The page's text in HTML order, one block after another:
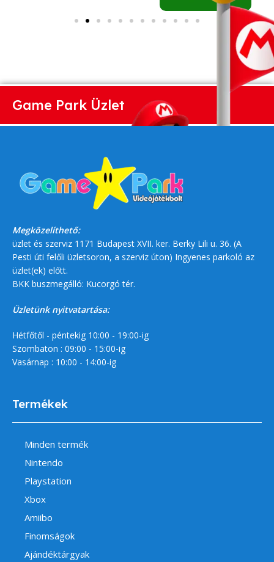
Game Park Üzlet
Megközelíthető:
üzlet és szerviz 1171 Budapest XVII. ker. Berky Lili u. 36. (A
Pesti úti felőli üzletsoron, a szerviz úton) Ingyenes parkoló az
üzlet(ek) előtt.
BKK buszmegálló: Kucorgó tér.
Üzletünk nyitvatartása:
Hétfőtől - péntekig 10:00 - 19:00-ig
Szombaton : 09:00 - 15:00-ig
Vasárnap : 10:00 - 14:00-ig
Termékek
Minden termék
Nintendo
Playstation
Xbox
Amiibo
Finomságok
Ajándéktárgyak